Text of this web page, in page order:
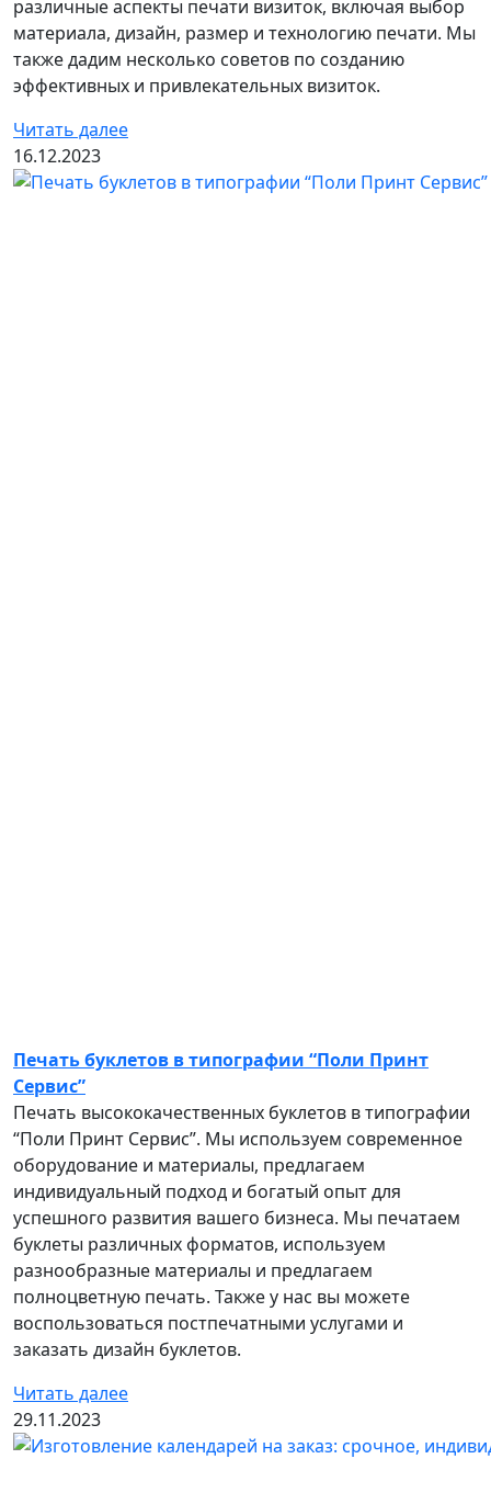
различные аспекты печати визиток, включая выбор
материала, дизайн, размер и технологию печати. Мы
также дадим несколько советов по созданию
эффективных и привлекательных визиток.
Читать далее
16.12.2023
Печать буклетов в типографии “Поли Принт
Сервис”
Печать высококачественных буклетов в типографии
“Поли Принт Сервис”. Мы используем современное
оборудование и материалы, предлагаем
индивидуальный подход и богатый опыт для
успешного развития вашего бизнеса. Мы печатаем
буклеты различных форматов, используем
разнообразные материалы и предлагаем
полноцветную печать. Также у нас вы можете
воспользоваться постпечатными услугами и
заказать дизайн буклетов.
Читать далее
29.11.2023